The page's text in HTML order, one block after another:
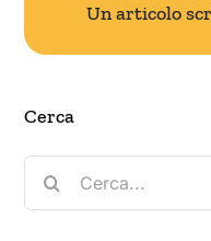
Un articolo
Cerca
Cerca
per: